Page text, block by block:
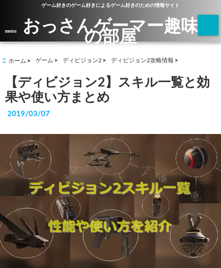
ゲーム好きのゲーム好きによるゲーム好きのための情報サイト
menu おっさんゲーマー趣味
の部屋
ホーム ゲーム ディビジョン2 ディビジョン2攻略情報
【ディビジョン2】スキル一覧と効
果や使い方まとめ
2019/03/07